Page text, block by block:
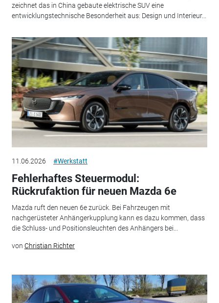
zeichnet das in China gebaute elektrische SUV eine
entwicklungstechnische Besonderheit aus: Design und Interieur...
11.06.2026 #Werkstatt
Fehlerhaftes Steuermodul:
Rückrufaktion für neuen Mazda 6e
Mazda ruft den neuen 6e zurück. Bei Fahrzeugen mit
nachgerüsteter Anhängerkupplung kann es dazu kommen, dass
die Schluss- und Positionsleuchten des Anhängers bei...
von Christian Richter